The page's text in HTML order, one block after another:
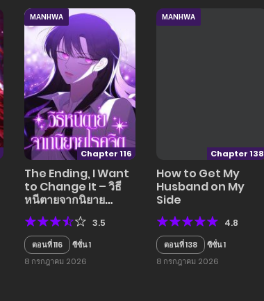
Chapter 116
MANHWA
The Ending, I Want
to Change It – วิธี
หนีตายจากนิยาย
โรคจิต
3.5
ตอนที่ 116
ซีซั่น 1
8 กรกฎาคม 2026
Chapter 138
MANHWA
How to Get My
Husband on My
Side
4.8
ตอนที่ 138
ซีซั่น 1
8 กรกฎาคม 2026